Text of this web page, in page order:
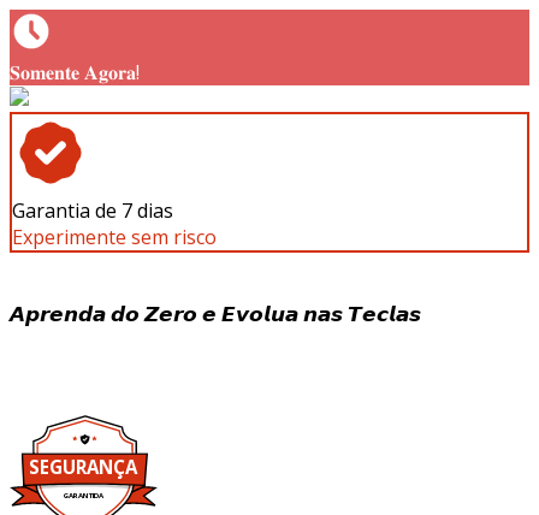
𝐒𝐨𝐦𝐞𝐧𝐭𝐞 𝐀𝐠𝐨𝐫𝐚!
Garantia de 7 dias
Experimente sem risco
𝘼𝙥𝙧𝙚𝙣𝙙𝙖 𝙙𝙤 𝙕𝙚𝙧𝙤 𝙚 𝙀𝙫𝙤𝙡𝙪𝙖 𝙣𝙖𝙨 𝙏𝙚𝙘𝙡𝙖𝙨
SEGURANÇA
GARANTIDA